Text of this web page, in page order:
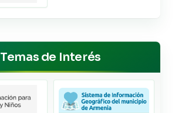
Temas de Interés